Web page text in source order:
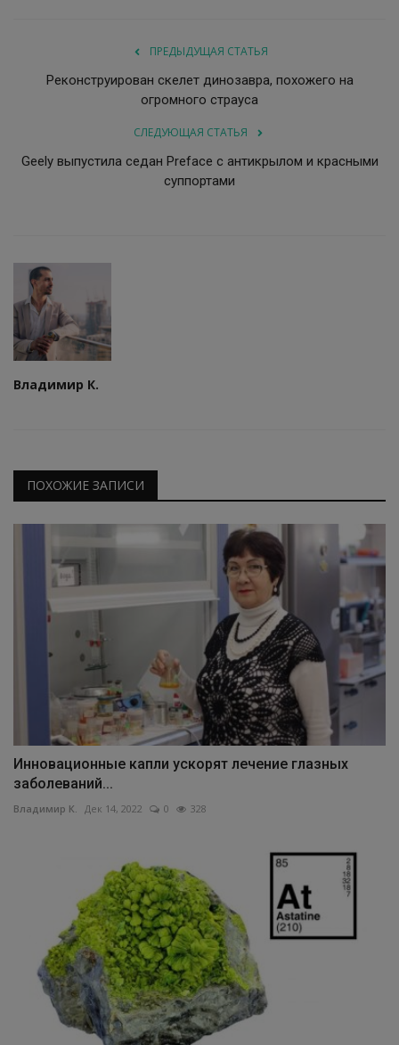
ПРЕДЫДУЩАЯ СТАТЬЯ
Реконструирован скелет динозавра, похожего на
огромного страуса
СЛЕДУЮЩАЯ СТАТЬЯ
Geely выпустила седан Preface с антикрылом и красными
суппортами
Владимир К.
ПОХОЖИЕ ЗАПИСИ
Инновационные капли ускорят лечение глазных
заболеваний...
Владимир К. Дек 14, 2022 0 328